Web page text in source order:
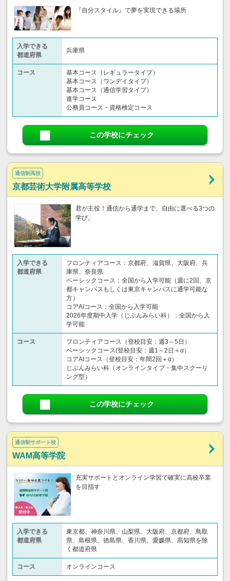
『自分スタイル』で夢を実現できる場所
入学できる
都道府県
兵庫県
コース
基本コース（レギュラータイプ）
基本コース（ワンデイタイプ）
基本コース（通信学習タイプ）
進学コース
公務員コース・資格検定コース
この学校にチェック
通信制高校
京都芸術大学附属高等学校
君が主役！通信から通学まで、自由に選べる3つの
学び。
入学できる
都道府県
フロンティアコース：京都府、滋賀県、大阪府、兵
庫県、奈良県
ベーシックコース：全国から入学可能（週に2回、京
都キャンパスもしくは東京キャンパスに通学可能な
方）
コアAIコース：全国から入学可能
2026年度期中入学（じぶんみらい科）：全国から入
学可能
コース
フロンティアコース（登校目安：週3～5日）
ベーシックコース(登校目安：週1～2日＋α）
コアAIコース（登校目安：年間2回＋α）
じぶんみらい科（オンラインタイプ・集中スクーリ
ング型）
この学校にチェック
通信制サポート校
WAM高等学院
充実サポートとオンライン学習で確実に高校卒業
を目指す
入学できる
都道府県
東京都、神奈川県、山梨県、大阪府、京都府、鳥取
県、島根県、徳島県、香川県、愛媛県、高知県を除
く都道府県
コース オンラインコース